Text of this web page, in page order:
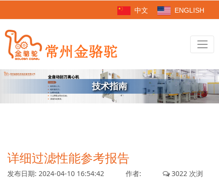
中文 ENGLISH
技术指南
详细过滤性能参考报告
发布日期: 2024-04-10 16:54:42 作者:
3022 次浏